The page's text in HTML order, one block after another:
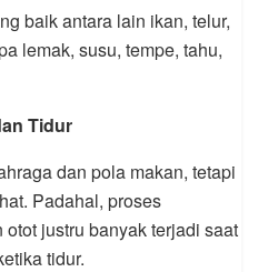
baik antara lain ikan, telur,
lemak, susu, tempe, tahu,
Tidur
dan pola makan, tetapi
Padahal, proses
justru banyak terjadi saat
tidur.